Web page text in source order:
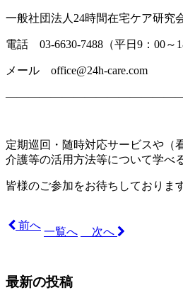
一般社団法人24時間在宅ケア研究
電話 03-6630-7488（平日9：00～
メール office@24h-care.com
定期巡回・随時対応サービスや（
介護等の活用方法等について学べ
皆様のご参加をお待ちしております
前へ
一覧へ 次へ
最新の投稿